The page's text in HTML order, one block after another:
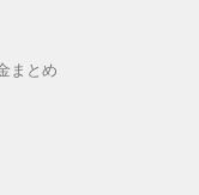
まとめ